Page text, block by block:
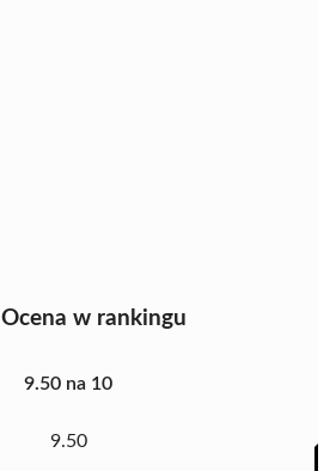
Ocena w rankingu
9.50 na 10
9.50